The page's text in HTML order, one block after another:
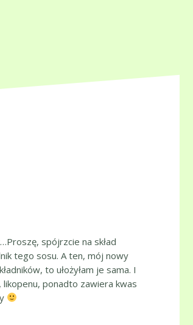
spójrzcie na skład
tego sosu. A ten, mój nowy
to ułożyłam je sama. I
ponadto zawiera kwas